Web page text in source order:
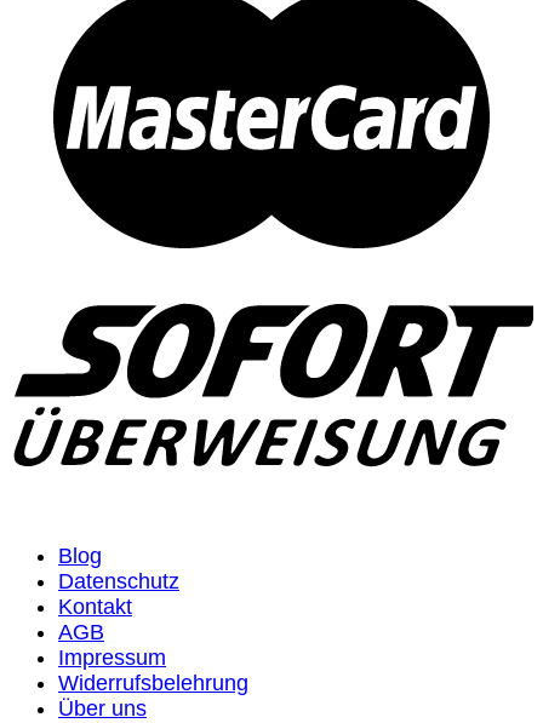
Blog
Datenschutz
Kontakt
AGB
Impressum
Widerrufsbelehrung
Über uns